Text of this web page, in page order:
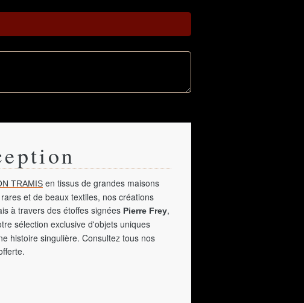
TRAMIS en tissus de grandes maisons
et de beaux textiles, nos créations
à travers des étoffes signées Pierre Frey,
sélection exclusive d'objets uniques
histoire singulière. Consultez tous nos